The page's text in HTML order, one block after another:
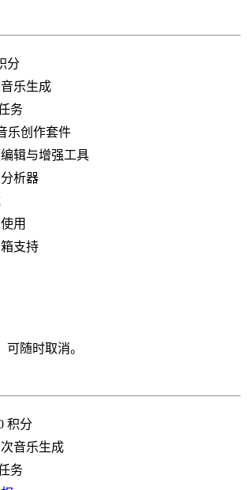
分
乐生成
务
乐创作套件
辑与增强工具
析器
用
支持
可随时取消。
积分
音乐生成
务